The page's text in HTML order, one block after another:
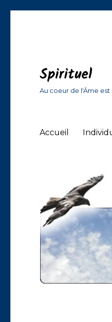
Spirituel
Au coeur de l'Âme est
Accueil